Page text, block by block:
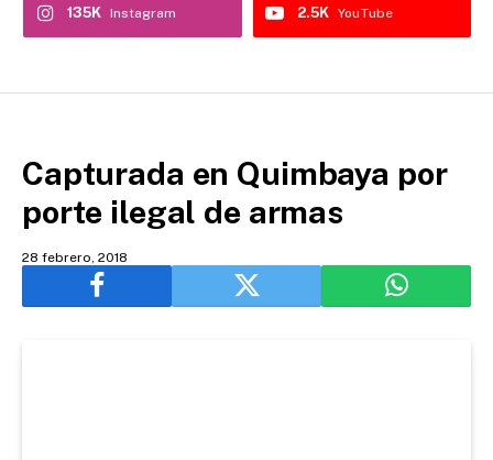
Instagram
135K YouTube
2.5K
Capturada en Quimbaya por
porte ilegal de armas
28 febrero, 2018